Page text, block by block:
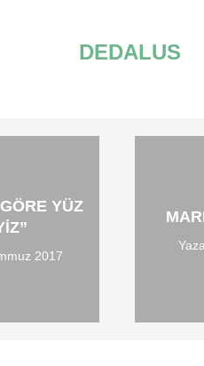
DEDALUS
YÜZ
2017